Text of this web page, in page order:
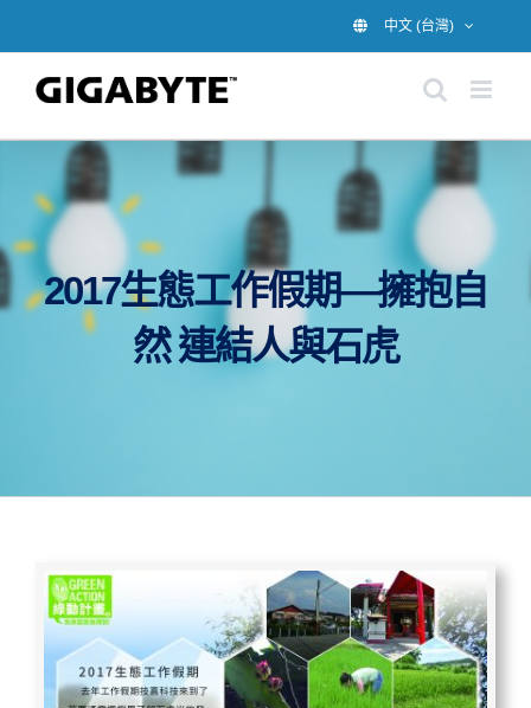
to
content
中文 (台灣)
2017生態工作假期—擁抱自
然 連結人與石虎